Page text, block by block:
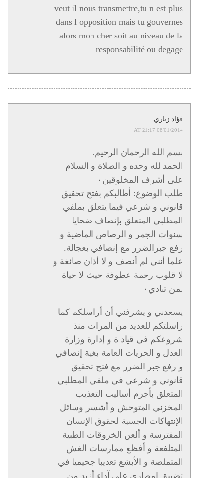
veut il nous transmettre,tu n est plus
dans l opposition mais tu gouvernes
alors mon cher soit au niveau de la
responsabilité ou degage
فؤاد زناري.
08/01/2014 AT 21:17
بسم الله الرحمان الرحيم.
الحمد لله وحده و الصلاة و السلام
على أشرف المخلوقين٠
طلب الوضوع: أطالبكم بفتح تحقيق
قانوني و شرعي فيما يتعلق بملفي
المطلبي المتعلق بإنصاف ضحايا
سنوات الجمر و الرصاص الماضية و
رفع جبرالضرر مع إنصافي بعجالة.
علما أنني لم أنصف و لا أذان صائغة و
لا قلوب رحمة عطوفة حيث لا حياة
لمن تنادي٠
يسعدني و يشرفني أن أراسلكم كما
راسلتكم للعديد من المرات منذ
شروعكم في قياد ة و إدارة وزارة
العدل و الحريات العامة بغية إنصافي
و رفع جبر الضرر مع فتح تحقيق
قانوني و شرعي في ملفي المطلبي
المتعلق بأجرم أساليب التعذيب
المخزني المتوحش و أشسر وسائل
الإنتهاكات الجسية لحقوق الإنسان
المفترسة و ألعن الخروقات الطبية
المتلفعة و أفظع ممارسات الغش
المتملصة و الأبشع تعذيبا جحيميا في
تضييق إمطاري على آداء أزيد من